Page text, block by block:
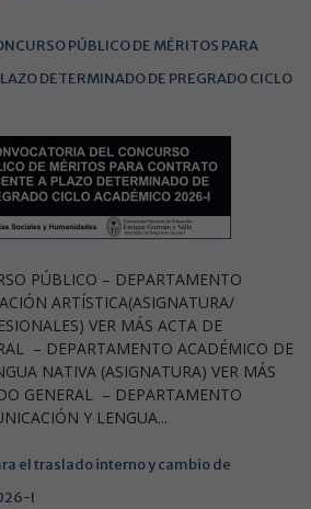
PÚBLICO DE MÉRITOS PARA
DETERMINADO DE PREGRADO CICLO
PÚBLICO – DEPARTAMENTO
ARTÍSTICA(ASIGNATURA/
VER MÁS ACTA DE
– DEPARTAMENTO ACADÉMICO DE
NATIVA (ASIGNATURA) VER MÁS
GENERAL – DEPARTAMENTO
Y LENGUA...
el traslado interno y cambio de
I